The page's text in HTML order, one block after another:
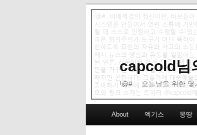
capcold님
!@#… 오늘날을 위한 몇
Skip to primary content
Skip to secondary content
About 엑기스 몽땅